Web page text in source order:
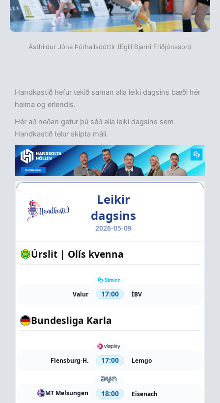
Ásthildur Jóna Þórhallsdóttir (Egill Bjarni Friðjónsson)
Handkastið hefur tekið saman alla leiki dagsins bæði hér
heima og erlendis.
Hér að neðan getur þú séð alla leiki dagsins sem
Handkastið telur skipta máli.